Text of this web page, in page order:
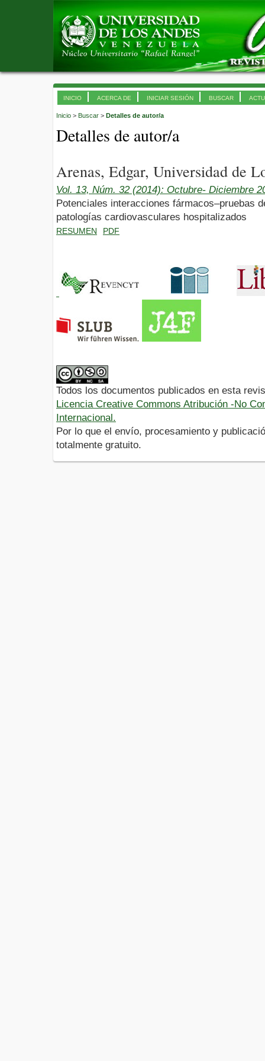
INICIO ACERCA DE INICIAR SESIÓN BUSCAR
Inicio > Buscar > Detalles de autor/a
Detalles de autor/a
Arenas, Edgar, Universidad de
Vol. 13, Núm. 32 (2014): Octubre- Diciembre
Potenciales interacciones fármacos–pruebas
patologías cardiovasculares hospitalizados
RESUMEN PDF
Todos los documentos publicados en esta
Licencia Creative Commons Atribución -No
Internacional.
Por lo que el envío, procesamiento y
totalmente gratuito.